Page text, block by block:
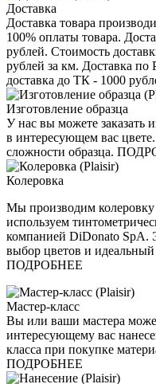
Доставка
Доставка товара
100% оплаты товара.
рублей. Стоимость
рублей за км. Доставка
доставка до ТК - 1000
Изготовление образца
У нас вы можете заказать
в интересующем вас
сложности образца.
Колеровка
Мы производим
используем
компанией DiDonato SpA.
выбор цветов и
ПОДРОБНЕЕ
Мастер-класс
Вы или ваши мастера
интересующему вас
класса при покупке
ПОДРОБНЕЕ